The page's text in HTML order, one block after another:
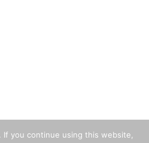
you continue using this website,